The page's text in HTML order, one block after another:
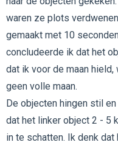
waren ze plots
gemaakt met 10
concludeerde ik dat het
dat ik voor de maan
geen volle maan.
De objecten hingen stil
dat het linker object 2 - 5
in te schatten. Ik denk